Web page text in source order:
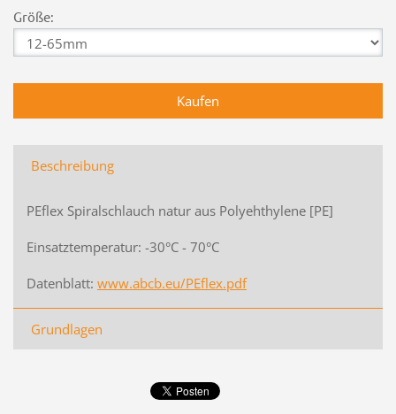
Größe:
Beschreibung
PEflex Spiralschlauch natur aus Polyehthylene [PE]
Einsatztemperatur: -30°C - 70°C
Datenblatt: www.abcb.eu/PEflex.pdf
Grundlagen